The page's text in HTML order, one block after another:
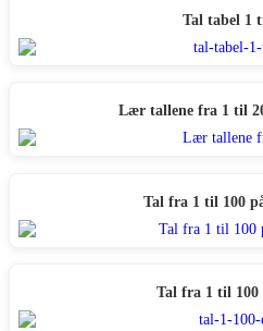
Tal tabel 1
Lær tallene fra 1 til
Tal fra 1 til 100
Tal fra 1 til 100